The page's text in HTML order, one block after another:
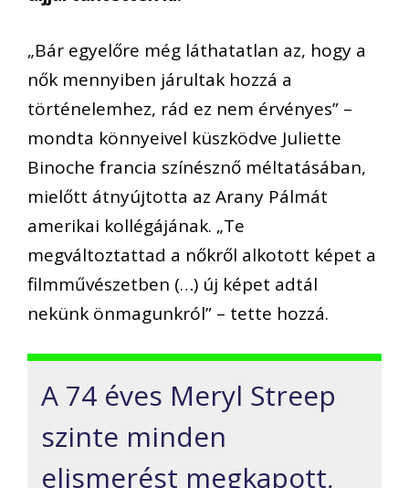
„Bár egyelőre még láthatatlan az, hogy a
nők mennyiben járultak hozzá a
történelemhez, rád ez nem érvényes” –
mondta könnyeivel küszködve Juliette
Binoche francia színésznő méltatásában,
mielőtt átnyújtotta az Arany Pálmát
amerikai kollégájának. „Te
megváltoztattad a nőkről alkotott képet a
filmművészetben (…) új képet adtál
nekünk önmagunkról” – tette hozzá.
A 74 éves Meryl Streep
szinte minden
elismerést megkapott,